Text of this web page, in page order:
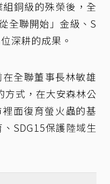
銅級的殊榮後，全
全聯開始」金級、S
深耕的成果。
全聯董事長林敏雄
方式，在大安森林公
面復育螢火蟲的基
SDG15保護陸域生